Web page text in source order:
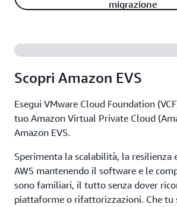
migrazione
Scopri Amazon EVS
Esegui VMware Cloud Foundation
tuo Amazon Virtual Private Cloud
Amazon EVS.
Sperimenta la scalabilità, la resilienza
AWS mantenendo il software e le
sono familiari, il tutto senza dover
piattaforme o rifattorizzazioni. Che tu